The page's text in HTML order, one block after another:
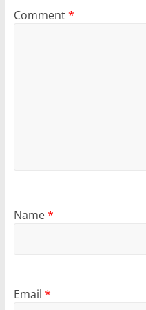
Comment*
Name*
Email *